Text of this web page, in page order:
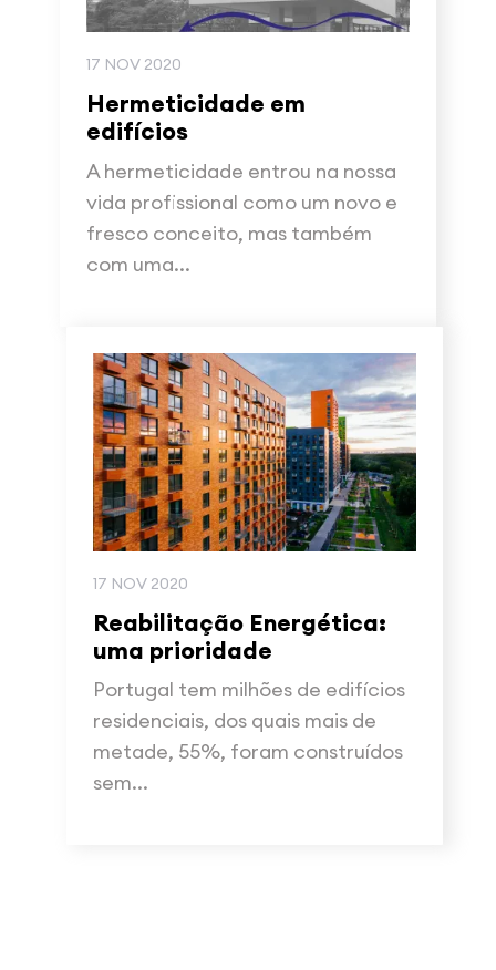
17 NOV 2020
Hermeticidade em
edifícios
A hermeticidade entrou na nossa
vida profissional como um novo e
fresco conceito, mas também
com uma...
17 NOV 2020
Reabilitação Energética:
uma prioridade
Portugal tem milhões de edifícios
residenciais, dos quais mais de
metade, 55%, foram construídos
sem...